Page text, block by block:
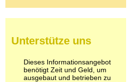
Pilze
Psychopharmaka
Schlafmittel
Schmerzmittel
Unterstütze uns
Dieses Informationsangebot
benötigt Zeit und Geld, um
ausgebaut und betrieben zu